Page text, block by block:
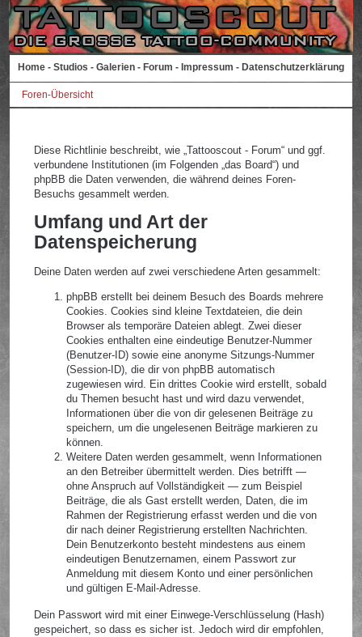
Home - Studios - Galerien - Forum - Impressum - Datenschutzerklärung
Foren-Übersicht
Diese Richtlinie beschreibt, wie „Tattooscout - Forum“ und ggf.
verbundene Institutionen (im Folgenden „das Board“) und
phpBB die Daten verwenden, die während deines Foren-
Besuchs gesammelt werden.
Umfang und Art der
Datenspeicherung
Deine Daten werden auf zwei verschiedene Arten gesammelt:
phpBB erstellt bei deinem Besuch des Boards mehrere
Cookies. Cookies sind kleine Textdateien, die dein
Browser als temporäre Dateien ablegt. Zwei dieser
Cookies enthalten eine eindeutige Benutzer-Nummer
(Benutzer-ID) sowie eine anonyme Sitzungs-Nummer
(Session-ID), die dir von phpBB automatisch
zugewiesen wird. Ein drittes Cookie wird erstellt, sobald
du Themen besucht hast und wird dazu verwendet,
Informationen über die von dir gelesenen Beiträge zu
speichern, um die ungelesenen Beiträge markieren zu
können.
Weitere Daten werden gesammelt, wenn Informationen
an den Betreiber übermittelt werden. Dies betrifft —
ohne Anspruch auf Vollständigkeit — zum Beispiel
Beiträge, die als Gast erstellt werden, Daten, die im
Rahmen der Registrierung erfasst werden und die von
dir nach deiner Registrierung erstellten Nachrichten.
Dein Benutzerkonto besteht mindestens aus einem
eindeutigen Benutzernamen, einem Passwort zur
Anmeldung mit diesem Konto und einer persönlichen
und gültigen E-Mail-Adresse.
Dein Passwort wird mit einer Einwege-Verschlüsselung (Hash)
gespeichert, so dass es sicher ist. Jedoch wird dir empfohlen,